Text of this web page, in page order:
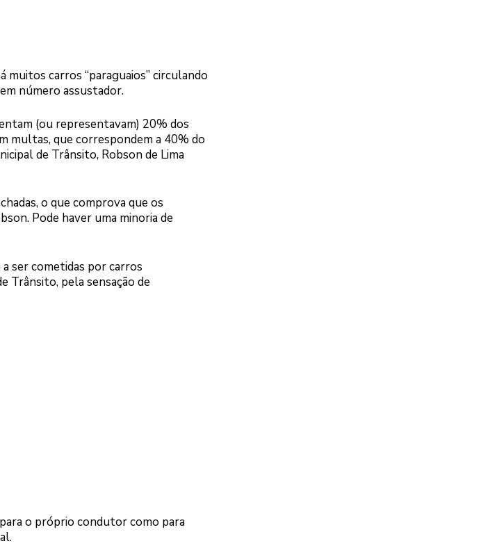
muitos carros “paraguaios” circulando
número assustador.
(ou representavam) 20% dos
multas, que correspondem a 40% do
de Trânsito, Robson de Lima
o que comprova que os
Pode haver uma minoria de
ser cometidas por carros
Trânsito, pela sensação de
o próprio condutor como para